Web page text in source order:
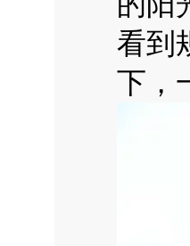
看到
下，